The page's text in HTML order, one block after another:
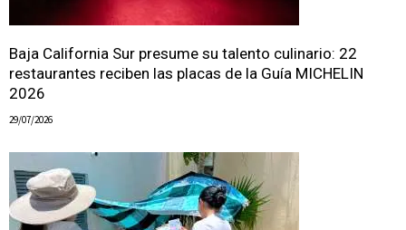
Baja California Sur presume su talento culinario: 22
restaurantes reciben las placas de la Guía MICHELIN
2026
29/07/2026